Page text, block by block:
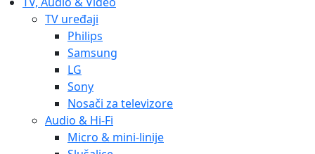
TV uređaji
Philips
Samsung
LG
Sony
Nosači za televizore
Audio & Hi-Fi
Micro & mini-linije